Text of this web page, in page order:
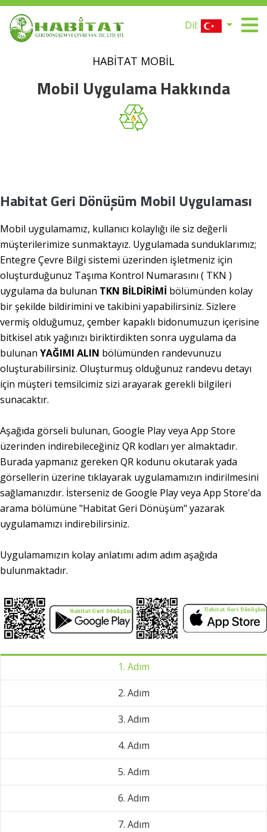
Dil:
HABİTAT MOBİL
Mobil Uygulama Hakkında
Habitat Geri Dönüşüm Mobil Uygulaması
Mobil uygulamamız, kullanıcı kolaylığı ile siz değerli
müşterilerimize sunmaktayız. Uygulamada sunduklarımız;
Entegre Çevre Bilgi sistemi üzerinden işletmeniz için
oluşturduğunuz Taşıma Kontrol Numarasını ( TKN )
uygulama da bulunan TKN BİLDİRİMİ bölümünden kolay
bir şekilde bildirimini ve takibini yapabilirsiniz. Sizlere
vermiş olduğumuz, çember kapaklı bidonumuzun içerisine
bitkisel atık yağınızı biriktirdikten sonra uygulama da
bulunan YAĞIMI ALIN bölümünden randevunuzu
oluşturabilirsiniz. Oluşturmuş olduğunuz randevu detayı
için müşteri temsilcimiz sizi arayarak gerekli bilgileri
sunacaktır.
Aşağıda görseli bulunan, Google Play veya App Store
üzerinden indirebileceğiniz QR kodları yer almaktadır.
Burada yapmanız gereken QR kodunu okutarak yada
görsellerin üzerine tıklayarak uygulamamızın indirilmesini
sağlamanızdır. İsterseniz de Google Play veya App Store'da
arama bölümüne "Habitat Geri Dönüşüm" yazarak
uygulamamızı indirebilirsiniz.
Uygulamamızın kolay anlatımı adım adım aşağıda
bulunmaktadır.
1. Adım
2. Adım
3. Adım
4. Adım
5. Adım
6. Adım
7. Adım